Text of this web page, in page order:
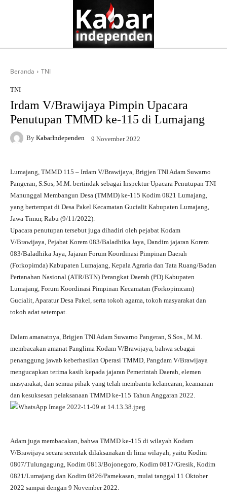
Beranda TNI
TNI
Irdam V/Brawijaya Pimpin Upacara
Penutupan TMMD ke-115 di Lumajang
By KabarIndependen 9 November 2022
Lumajang, TMMD 115 – Irdam V/Brawijaya, Brigjen TNI Adam Suwarno
Pangeran, S.Sos, M.M. bertindak sebagai Inspektur Upacara Penutupan TNI
Manunggal Membangun Desa (TMMD) ke-115 Kodim 0821 Lumajang,
yang bertempat di Desa Pakel Kecamatan Gucialit Kabupaten Lumajang,
Jawa Timur, Rabu (9/11/2022).
Upacara penutupan tersebut juga dihadiri oleh pejabat Kodam
V/Brawijaya, Pejabat Korem 083/Baladhika Jaya, Dandim jajaran Korem
083/Baladhika Jaya, Jajaran Forum Koordinasi Pimpinan Daerah
(Forkopimda) Kabupaten Lumajang, Kepala Agraria dan Tata Ruang/Badan
Pertanahan Nasional (ATR/BTN) Perangkat Daerah (PD) Kabupaten
Lumajang, Forum Koordinasi Pimpinan Kecamatan (Forkopimcam)
Gucialit, Aparatur Desa Pakel, serta tokoh agama, tokoh masyarakat dan
tokoh adat setempat.
Dalam amanatnya, Brigjen TNI Adam Suwarno Pangeran, S.Sos., M.M.
membacakan amanat Panglima Kodam V/Brawijaya, bahwa sebagai
penanggung jawab keberhasilan Operasi TMMD, Pangdam V/Brawijaya
mengucapkan terima kasih kepada jajaran Pemerintah Daerah, elemen
masyarakat, dan semua pihak yang telah membantu kelancaran, keamanan
dan kesuksesan pelaksanaan TMMD ke-115 Tahun Anggaran 2022.
Adam juga membacakan, bahwa TMMD ke-115 di wilayah Kodam
V/Brawijaya secara serentak dilaksanakan di lima wilayah, yaitu Kodim
0807/Tulungagung, Kodim 0813/Bojonegoro, Kodim 0817/Gresik, Kodim
0821/Lumajang dan Kodim 0826/Pamekasan, mulai tanggal 11 Oktober
2022 sampai dengan 9 November 2022.